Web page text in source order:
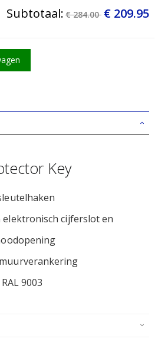
Subtotaal: € 284.00 € 209.95
Key
elektronisch cijferslot en
9003